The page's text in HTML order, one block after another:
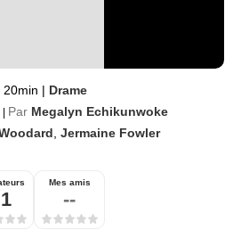
20min | Drame
Par Megalyn Echikunwoke
Jermaine Fowler
Mes amis
--